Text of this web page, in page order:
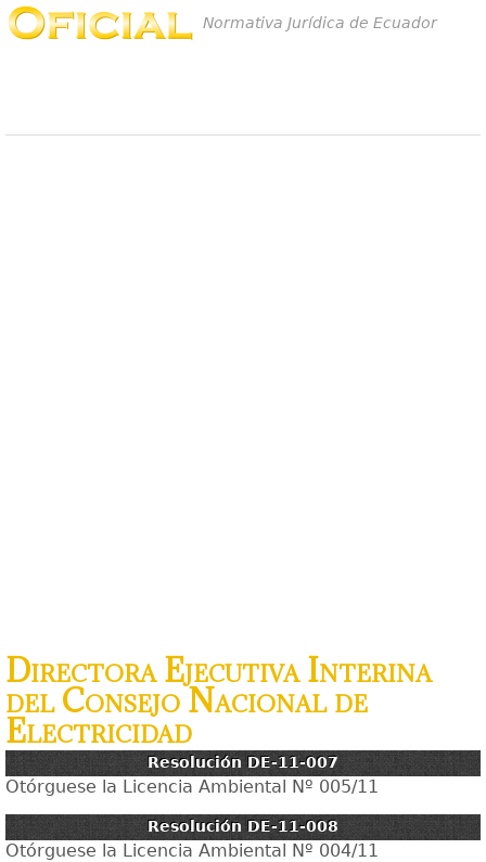
Normativa Jurídica de Ecuador
Directora Ejecutiva Interina
del Consejo Nacional de
Electricidad
Resolución DE-11-007
Otórguese la Licencia Ambiental Nº 005/11
Resolución DE-11-008
Otórguese la Licencia Ambiental Nº 004/11